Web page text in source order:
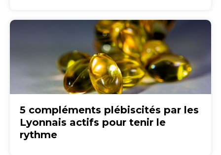
5 compléments plébiscités par les
Lyonnais actifs pour tenir le
rythme